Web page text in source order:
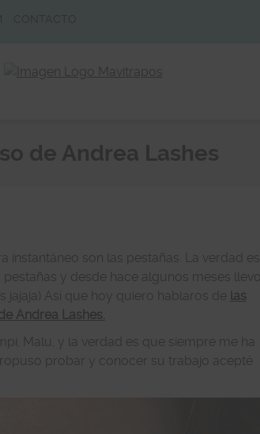
son las pestañas. La verdad es
y desde hace algunos meses
jajaja) Así que hoy quiero hablaros de las
Andrea Lashes.
Malu, y la verdad es que siempre me ha
probar y conocer su trabajo acepté